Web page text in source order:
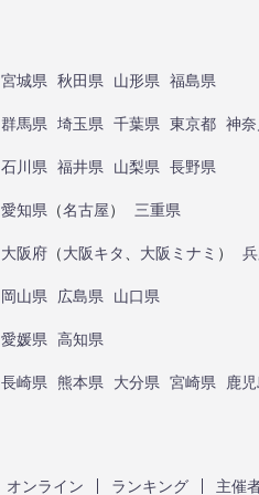
宮城県 秋田県 山形県 福島県
群馬県 埼玉県 千葉県 東京都 神
石川県 福井県 山梨県 長野県
愛知県 （名古屋） 三重県
大阪府 （大阪キタ 大阪ミナミ ）
岡山県 広島県 山口県
愛媛県 高知県
長崎県 熊本県 大分県 宮崎県 鹿
オンライン ランキング 主催